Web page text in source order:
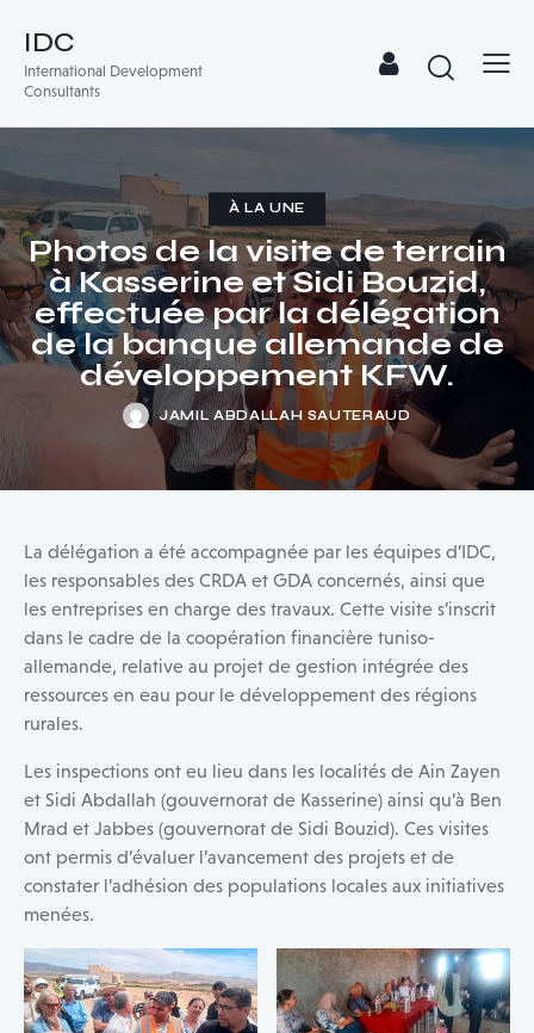
IDC
International Development
Consultants
À LA UNE
Photos de la visite de terrain
à Kasserine et Sidi Bouzid,
effectuée par la délégation
de la banque allemande de
développement KFW.
JAMIL ABDALLAH SAUTERAUD
La délégation a été accompagnée par les équipes d’IDC,
les responsables des CRDA et GDA concernés, ainsi que
les entreprises en charge des travaux. Cette visite s’inscrit
dans le cadre de la coopération financière tuniso-
allemande, relative au projet de gestion intégrée des
ressources en eau pour le développement des régions
rurales.
Les inspections ont eu lieu dans les localités de Ain Zayen
et Sidi Abdallah (gouvernorat de Kasserine) ainsi qu’à Ben
Mrad et Jabbes (gouvernorat de Sidi Bouzid). Ces visites
ont permis d’évaluer l’avancement des projets et de
constater l’adhésion des populations locales aux initiatives
menées.